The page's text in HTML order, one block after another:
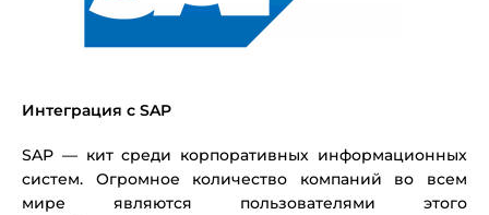
Интеграция с SAP
SAP — кит среди корпоративных информационных
систем. Огромное количество компаний во всем
мире являются пользователями этого